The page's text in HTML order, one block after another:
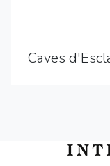
Caves